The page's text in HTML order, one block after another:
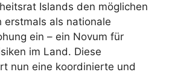
Islands den möglichen
erstmals als nationale
ein – ein Novum für
im Land. Diese
nun eine koordinierte und